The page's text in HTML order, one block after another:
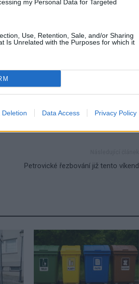
my Personal Data for Targeted
Use, Retention, Sale, and/or Sharing
Is Unrelated with the Purposes for which it
Deletion Data Access Privacy Policy
Nový rybník
Příbram
Petrovické řezbování již tento víkend